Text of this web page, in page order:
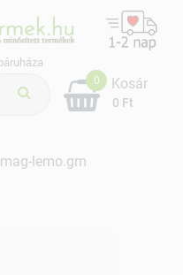
0
0 Ft
Kosár
lemo.gm